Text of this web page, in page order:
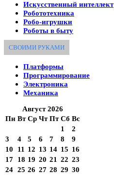
Искусственный интеллект
Робототехника
Робо-игрушки
Роботы в быту
СВОИМИ РУКАМИ
Платформы
Программирование
Электроника
Механика
Август 2026
Пн Вт Ср Чт Пт Сб Вс
1
2
3
4 5 6 7 8
9
10
11 12 13 14 15 16
17
18 19 20 21 22 23
24 25 26 27 28 29 30